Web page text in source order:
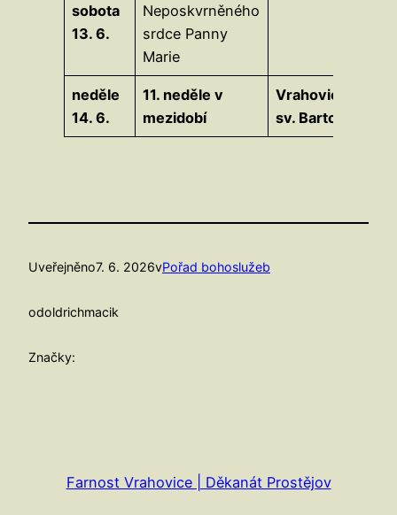
sobota
13. 6.
Neposkvrněného
srdce Panny
Marie
neděle
14. 6.
11. neděle v
mezidobí
Vrahovice
sv. Bartoloměj
Uveřejněno7. 6. 2026vPořad bohoslužeb
odoldrichmacik
Značky:
Farnost Vrahovice | Děkanát Prostějov